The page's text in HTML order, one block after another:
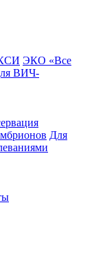
ЭКО «Все
ВИЧ-
Для